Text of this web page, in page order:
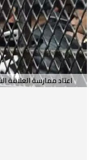
اعتاد ممارسة العلاقة